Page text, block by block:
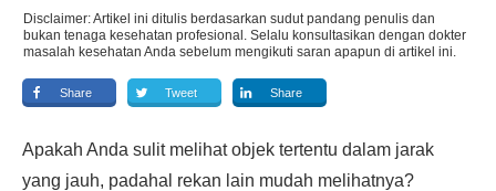
Disclaimer: Artikel ini ditulis berdasarkan sudut pandang penulis dan
bukan tenaga kesehatan profesional. Selalu konsultasikan dengan dokter
masalah kesehatan Anda sebelum mengikuti saran apapun di artikel ini.
Share Tweet Share
Apakah Anda sulit melihat objek tertentu dalam jarak
yang jauh, padahal rekan lain mudah melihatnya?